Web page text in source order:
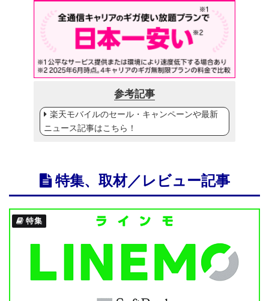
参考記事
楽天モバイルのセール・キャンペーンや最新
ニュース記事はこちら！
特集、取材／レビュー記事
特集